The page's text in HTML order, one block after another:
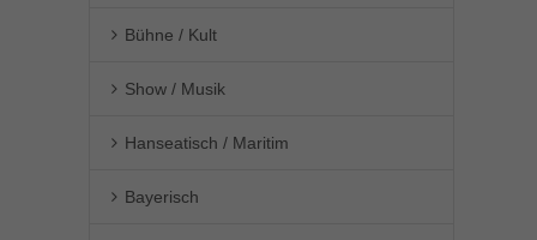
Bühne / Kult
Show / Musik
Hanseatisch / Maritim
Bayerisch